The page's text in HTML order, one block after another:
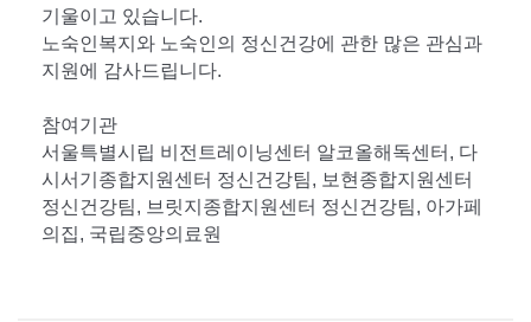
기울이고 있습니다.
노숙인복지와 노숙인의 정신건강에 관한 많은 관심과
지원에 감사드립니다.
참여기관
서울특별시립 비전트레이닝센터 알코올해독센터, 다
시서기종합지원센터 정신건강팀, 보현종합지원센터
정신건강팀, 브릿지종합지원센터 정신건강팀, 아가페
의집, 국립중앙의료원